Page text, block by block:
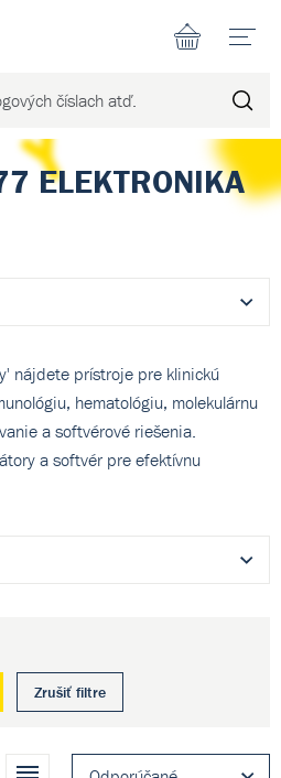
ELEKTRONIKA
nájdete prístroje pre klinickú
hematológiu, molekulárnu
a softvérové riešenia.
a softvér pre efektívnu
Zrušiť filtre
Kachle Zoznam